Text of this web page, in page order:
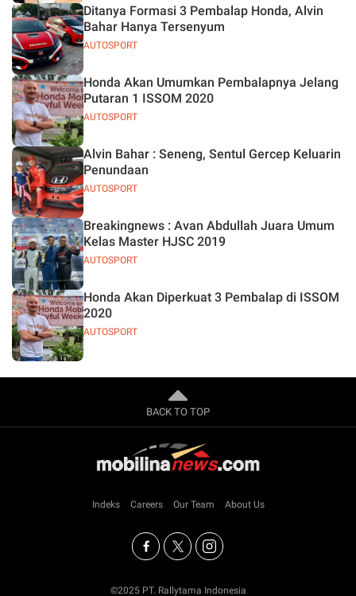
AUTOSPORT
Ditanya Formasi 3 Pembalap Honda, Alvin
Bahar Hanya Tersenyum
AUTOSPORT
Honda Akan Umumkan Pembalapnya Jelang
Putaran 1 ISSOM 2020
AUTOSPORT
Alvin Bahar : Seneng, Sentul Gercep Keluarin
Penundaan
AUTOSPORT
Breakingnews : Avan Abdullah Juara Umum
Kelas Master HJSC 2019
AUTOSPORT
Honda Akan Diperkuat 3 Pembalap di ISSOM
2020
BACK TO TOP
Indeks Careers Our Team About Us
©2025 PT. Rallytama Indonesia